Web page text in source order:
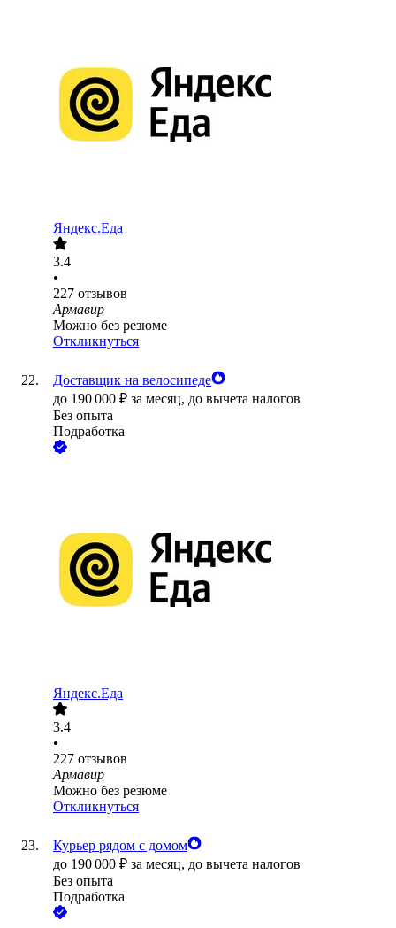
Яндекс.Еда
3.4
•
227 отзывов
Армавир
Можно без резюме
Откликнуться
Доставщик на велосипеде
до 190 000 ₽ за месяц, до вычета налогов
Без опыта
Подработка
Яндекс.Еда
3.4
•
227 отзывов
Армавир
Можно без резюме
Откликнуться
Курьер рядом с домом
до 190 000 ₽ за месяц, до вычета налогов
Без опыта
Подработка